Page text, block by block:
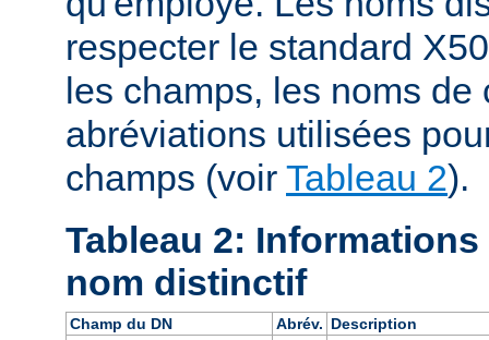
respecter le standard
les champs, les noms de
abréviations utilisées
champs (voir Tableau 2).
Tableau 2:
nom distinctif
Champ du DN Abrév. Description